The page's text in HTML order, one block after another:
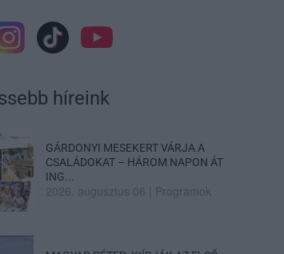
híreink
GÁRDONYI MESEKERT VÁRJA A
CSALÁDOKAT – HÁROM NAPON ÁT
ING...
2026. augusztus 06 Programok